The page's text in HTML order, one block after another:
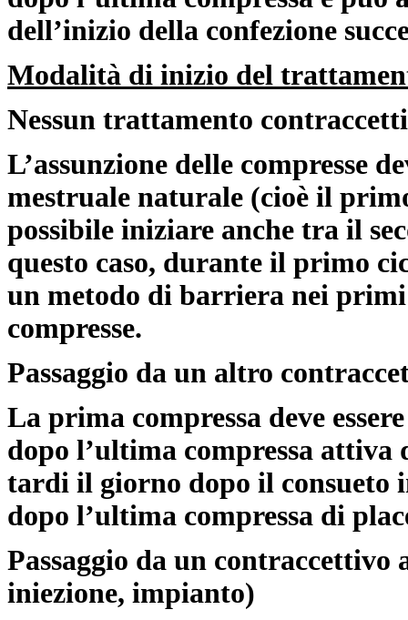
dell’inizio della confezione
Modalità di inizio del
Nessun trattamento
L’assunzione delle compresse
mestruale naturale (cioè il
possibile iniziare anche tra il
questo caso, durante il primo
un metodo di barriera nei
compresse.
Passaggio da un altro
La prima compressa deve
dopo l’ultima compressa
tardi il giorno dopo il
dopo l’ultima compressa di
Passaggio da un
iniezione, impianto)